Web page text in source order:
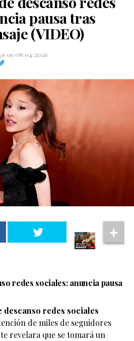
pausa tras
(VIDEO)
on 08/04/2026
redes sociales: anuncia pausa
descanso redes sociales
de miles de seguidores
revelara que se tomará un